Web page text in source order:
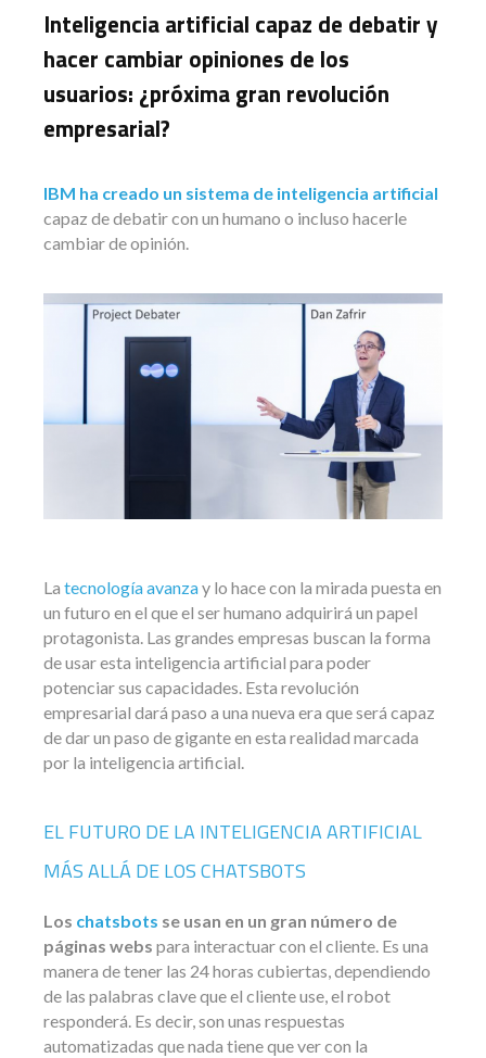
Inteligencia artificial capaz de debatir y
hacer cambiar opiniones de los
usuarios: ¿próxima gran revolución
empresarial?
IBM ha creado un sistema de inteligencia artificial
capaz de debatir con un humano o incluso hacerle
cambiar de opinión.
La tecnología avanzay lo hace con la mirada puesta en
un futuro en el que el ser humano adquirirá un papel
protagonista. Las grandes empresas buscan la forma
de usar esta inteligencia artificial para poder
potenciar sus capacidades. Esta revolución
empresarial dará paso a una nueva era que será capaz
de dar un paso de gigante en esta realidad marcada
por la inteligencia artificial.
EL FUTURO DE LA INTELIGENCIA ARTIFICIAL
MÁS ALLÁ DE LOS CHATSBOTS
Los chatsbots se usan en un gran número de
páginas webs para interactuar con el cliente. Es una
manera de tener las 24 horas cubiertas, dependiendo
de las palabras clave que el cliente use, el robot
responderá. Es decir, son unas respuestas
automatizadas que nada tiene que ver con la